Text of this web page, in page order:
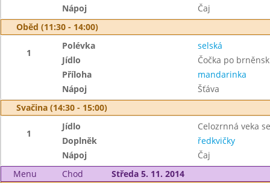
Nápoj
Čaj
Oběd (11:30 - 14:00)
1
Polévka
selská
Jídlo
Čočka po
Příloha
mandarinka
Nápoj
Šťáva
Svačina (14:30 - 15:00)
1
Jídlo
Celozrnná veka
Doplněk
ředkvičky
Nápoj
Čaj
Menu
Chod
Středa 5. 11. 2014